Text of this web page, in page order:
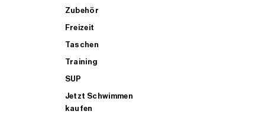
Zubehör
Freizeit
Taschen
Training
SUP
Jetzt Schwimmen
kaufen